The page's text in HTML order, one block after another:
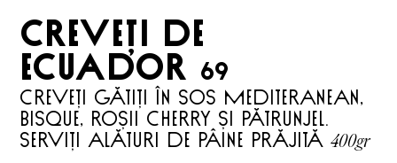
CREVEȚI DE
ECUADOR 69
Creveți gătiți în sos mediteranean,
bisque, roșii cherry și pătrunjel.
Serviți alături de pâine prăjită400gr